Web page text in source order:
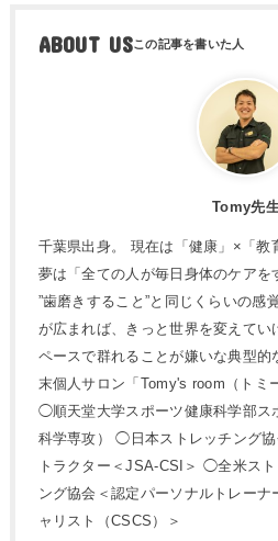
ABOUT US
Tomy先
千葉県出身。 現在は「健康」×「教
夢は「全ての人が毎日身体のケアを
”歯磨きすること”と同じくらいの感
が広まれば、きっと世界を変えてい
ペースで群れることが嫌いな典型的
末個人サロン「Tomy's room（トミ
◯順天堂大学スポーツ健康科学部ス
科学専攻） ◯日本ストレッチング
トラクター＜JSA-CSI＞ ◯全米ス
ング協会＜認定パーソナルトレー
ャリスト（CSCS）＞